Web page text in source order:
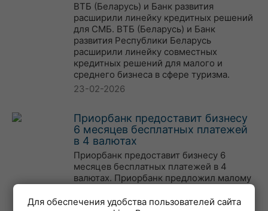
ВТБ (Беларусь) и Банк развития
расширили линейку кредитных решений
для СМБ. ВТБ (Беларусь) и Банк
развития Республики Беларусь
расширили линейку совместных
кредитных решений для малого и
среднего бизнеса в сфере туризма.
23-02-2026
Приорбанк предоставит бизнесу
6 месяцев бесплатных платежей
в 4 валютах
Приорбанк предоставит бизнесу 6
месяцев бесплатных платежей в 4
валютах. Приорбанк предложил малому
платежей и бесплатноеобслуживание.
Для обеспечения удобства пользователей сайта